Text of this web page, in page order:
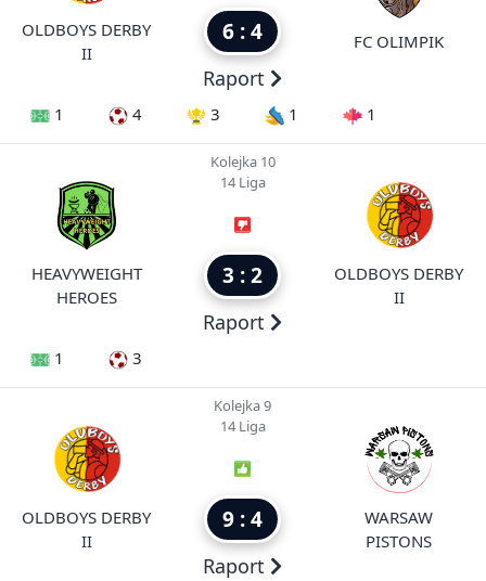
OLDBOYS DERBY
II
6 : 4
Raport
FC OLIMPIK
1 4 3 1 1
HEAVYWEIGHT
HEROES
Kolejka 10
14 Liga
3 : 2
Raport
OLDBOYS DERBY
II
1 3
OLDBOYS DERBY
II
Kolejka 9
14 Liga
9 : 4
Raport
WARSAW
PISTONS